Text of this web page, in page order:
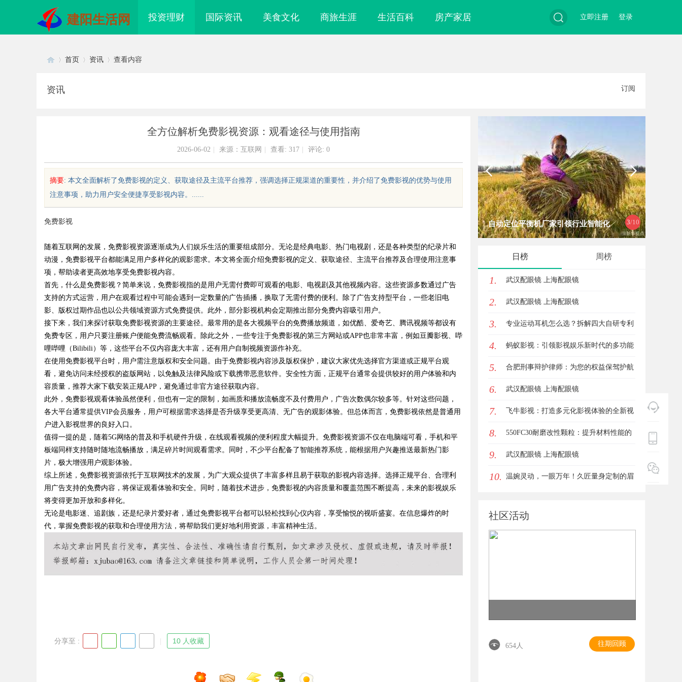
建阳生活网 投资理财 国际资讯 美食文化 商旅生涯 生活百科 房产家居 登录
立即注册
uz
!
Bo
首页 资讯 查看内容
资讯 订阅
全方位解析免费影视资源：观看途径与使用指南
2026-06-02 来源：互联网 查看: 317 评论: 0
摘要: 本文全面解析了免费影视的定义、获取途径及主流平台推荐，强调选择正规渠道的重要性，并介绍了免费影视的优势与使用
注意事项，助力用户安全便捷享受影视内容。......
免费影视
随着互联网的发展，免费影视资源逐渐成为人们娱乐生活的重要组成部分。无论是经典电影、热门电视剧，还是各种类型的纪录片和
动漫，免费影视平台都能满足用户多样化的观影需求。本文将全面介绍免费影视的定义、获取途径、主流平台推荐及合理使用注意事
项，帮助读者更高效地享受免费影视内容。
首先，什么是免费影视？简单来说，免费影视指的是用户无需付费即可观看的电影、电视剧及其他视频内容。这些资源多数通过广告
支持的方式运营，用户在观看过程中可能会遇到一定数量的广告插播，换取了无需付费的便利。除了广告支持型平台，一些老旧电
影、版权过期作品也以公共领域资源方式免费提供。此外，部分影视机构会定期推出部分免费内容吸引用户。
接下来，我们来探讨获取免费影视资源的主要途径。最常用的是各大视频平台的免费播放频道，如优酷、爱奇艺、腾讯视频等都设有
免费专区，用户只要注册账户便能免费流畅观看。除此之外，一些专注于免费影视的第三方网站或APP也非常丰富，例如豆瓣影视、哔
哩哔哩（Bilibili）等，这些平台不仅内容庞大丰富，还有用户自制视频资源作补充。
在使用免费影视平台时，用户需注意版权和安全问题。由于免费影视内容涉及版权保护，建议大家优先选择官方渠道或正规平台观
看，避免访问未经授权的盗版网站，以免触及法律风险或下载携带恶意软件。安全性方面，正规平台通常会提供较好的用户体验和内
容质量，推荐大家下载安装正规APP，避免通过非官方途径获取内容。
此外，免费影视观看体验虽然便利，但也有一定的限制，如画质和播放流畅度不及付费用户，广告次数偶尔较多等。针对这些问题，
各大平台通常提供VIP会员服务，用户可根据需求选择是否升级享受更高清、无广告的观影体验。但总体而言，免费影视依然是普通用
户进入影视世界的良好入口。
值得一提的是，随着5G网络的普及和手机硬件升级，在线观看视频的便利程度大幅提升。免费影视资源不仅在电脑端可看，手机和平
板端同样支持随时随地流畅播放，满足碎片时间观看需求。同时，不少平台配备了智能推荐系统，能根据用户兴趣推送最新热门影
片，极大增强用户观影体验。
综上所述，免费影视资源依托于互联网技术的发展，为广大观众提供了丰富多样且易于获取的影视内容选择。选择正规平台、合理利
用广告支持的免费内容，将保证观看体验和安全。同时，随着技术进步，免费影视的内容质量和覆盖范围不断提高，未来的影视娱乐
将变得更加开放和多样化。
无论是电影迷、追剧族，还是纪录片爱好者，通过免费影视平台都可以轻松找到心仪内容，享受愉悦的视听盛宴。在信息爆炸的时
代，掌握免费影视的获取和合理使用方法，将帮助我们更好地利用资源，丰富精神生活。
分享至 : 10 人收藏
4/10
贝净 AC 国际医疗实验室，标准化研
发体系全解析 势，助力企业高效招标采购
自动定位平衡机厂家引领行业智能化
发展新趋势
防坠落垂直生命线在高空作业中的关
日榜 周榜
1. 武汉配眼镜 上海配眼镜
2. 武汉配眼镜 上海配眼镜
3. 专业运动耳机怎么选？拆解四大自研专利
技术
4. 蚂蚁影视：引领影视娱乐新时代的多功能
平台解析
5. 合肥刑事辩护律师：为您的权益保驾护航
6. 武汉配眼镜 上海配眼镜
7. 飞牛影视：打造多元化影视体验的全新视
界
8. 550FC30耐磨改性颗粒：提升材料性能的
新选择
9. 武汉配眼镜 上海配眼镜
10. 温婉灵动，一眼万年！久匠量身定制的眉
女生的气质加分项
社区活动
654人 往期回顾